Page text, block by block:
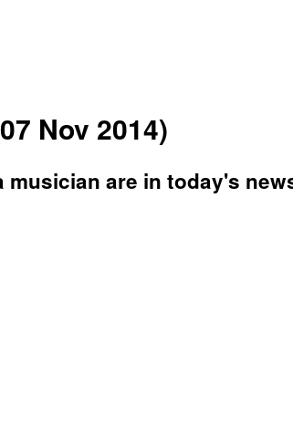
Nov 2014)
are in today's